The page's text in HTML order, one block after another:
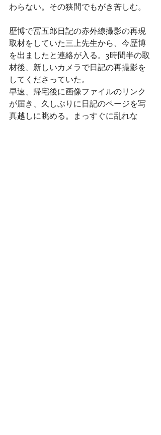
わらない。その狭間でもがき苦しむ。
歴博で冨五郎日記の赤外線撮影の再現
取材をしていた三上先生から、今歴博
を出ましたと連絡が入る。3時間半の取
材後、新しいカメラで日記の再撮影を
してくださっていた。
早速、帰宅後に画像ファイルのリンク
が届き、久しぶりに日記のページを写
真越しに眺める。まっすぐに乱れな